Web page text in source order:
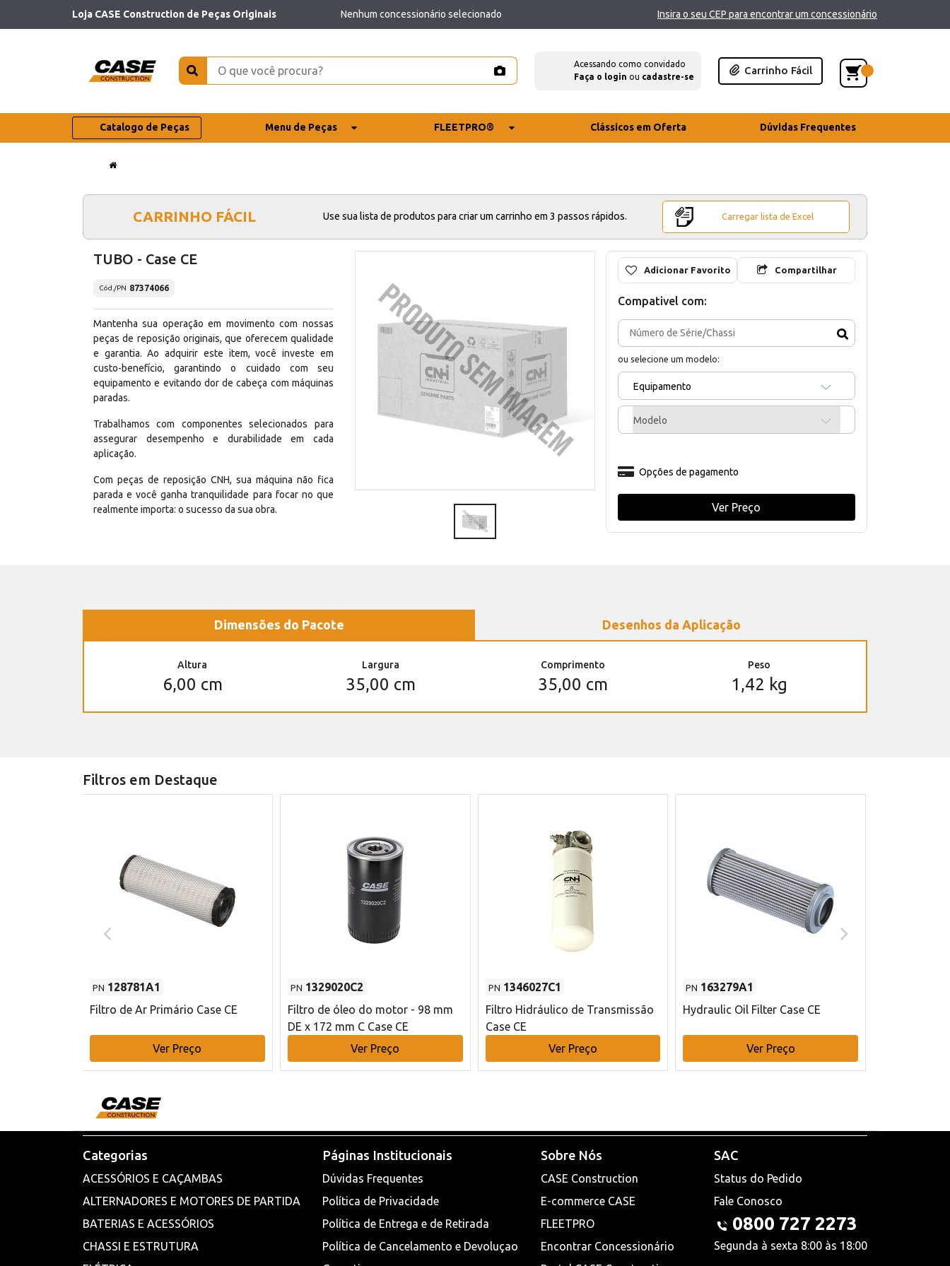
Loja CASE Construction de Peças Originais Nenhum concessionário selecionado Insira o seu CEP para encontrar um concessionário
Acessando como convidado
Faça o login ou cadastre-se
Carrinho Fácil
Catalogo de Peças Menu de Peças FLEETPRO® Clássicos em Oferta Dúvidas Frequentes
CARRINHO FÁCIL Use sua lista de produtos para criar um carrinho em 3 passos rápidos. Carregar lista de Excel
TUBO - Case CE
Cód./PN 87374066
Mantenha sua operação em movimento com nossas
peças de reposição originais, que oferecem qualidade
e garantia. Ao adquirir este item, você investe em
custo-benefício, garantindo o cuidado com seu
equipamento e evitando dor de cabeça com máquinas
paradas.
Trabalhamos com componentes selecionados para
assegurar desempenho e durabilidade em cada
aplicação.
Com peças de reposição CNH, sua máquina não fica
parada e você ganha tranquilidade para focar no que
realmente importa: o sucesso da sua obra.
Adicionar Favorito Compartilhar
Compativel com:
ou selecione um modelo:
Equipamento
Modelo
Opções de pagamento
Ver Preço
Dimensões do Pacote Desenhos da Aplicação
Altura
6,00 cm
Largura
35,00 cm
Comprimento
35,00 cm
Peso
1,42 kg
Filtros em Destaque
PN 128781A1
Filtro de Ar Primário Case CE
Ver Preço
PN 1329020C2
Filtro de óleo do motor - 98 mm
DE x 172 mm C Case CE
Ver Preço
PN 1346027C1
Filtro Hidráulico de Transmissão
Case CE
Ver Preço
PN 163279A1
Hydraulic Oil Filter Case CE
Ver Preço
Categorias
ACESSÓRIOS E CAÇAMBAS
ALTERNADORES E MOTORES DE PARTIDA
BATERIAS E ACESSÓRIOS
CHASSI E ESTRUTURA
Páginas Institucionais
Dúvidas Frequentes
Política de Privacidade
Política de Entrega e de Retirada
Política de Cancelamento e Devoluçao
Sobre Nós
CASE Construction
E-commerce CASE
FLEETPRO
Encontrar Concessionário
SAC
Status do Pedido
Fale Conosco
0800 727 2273
Segunda à sexta 8:00 às 18:00